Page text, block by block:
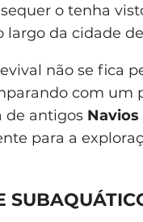
o tenha
da cidade
não se fica
com um
de antigos
para a